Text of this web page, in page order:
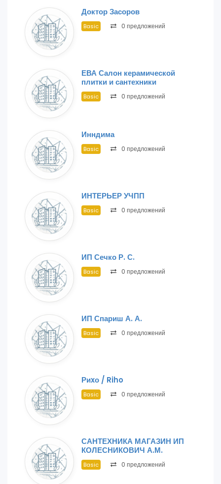
Доктор Засоров
Basic 0 предложений
ЕВА Салон керамической
плитки и сантехники
Basic 0 предложений
Инндима
Basic 0 предложений
ИНТЕРЬЕР УЧПП
Basic 0 предложений
ИП Сечко Р. С.
Basic 0 предложений
ИП Спариш А. А.
Basic 0 предложений
Риxо / Riho
Basic 0 предложений
САНТЕХНИКА МАГАЗИН ИП
КОЛЕСНИКОВИЧ А.М.
Basic 0 предложений